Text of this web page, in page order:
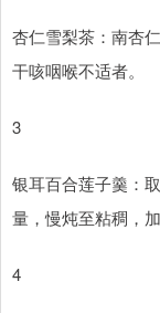
杏仁雪梨茶：南杏
干咳咽喉不适者。
3
银耳百合莲子羹：
量，慢炖至粘稠，
4